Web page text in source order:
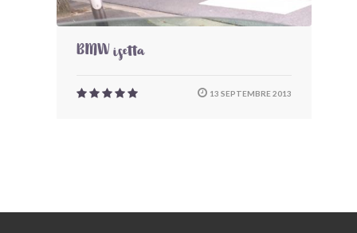
BMW isetta
13 SEPTEMBRE 2013